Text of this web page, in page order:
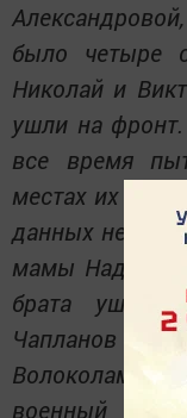
было четыре
Николай и
ушли на
все время
местах их
данных нет.
мамы Надежды
брата ушли
Чапланов
военный